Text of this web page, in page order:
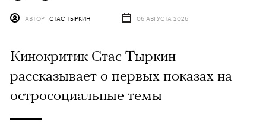
АВТОР СТАС ТЫРКИН 06 АВГУСТА 2026
Кинокритик Стас Тыркин
рассказывает о первых показах на
остросоциальные темы